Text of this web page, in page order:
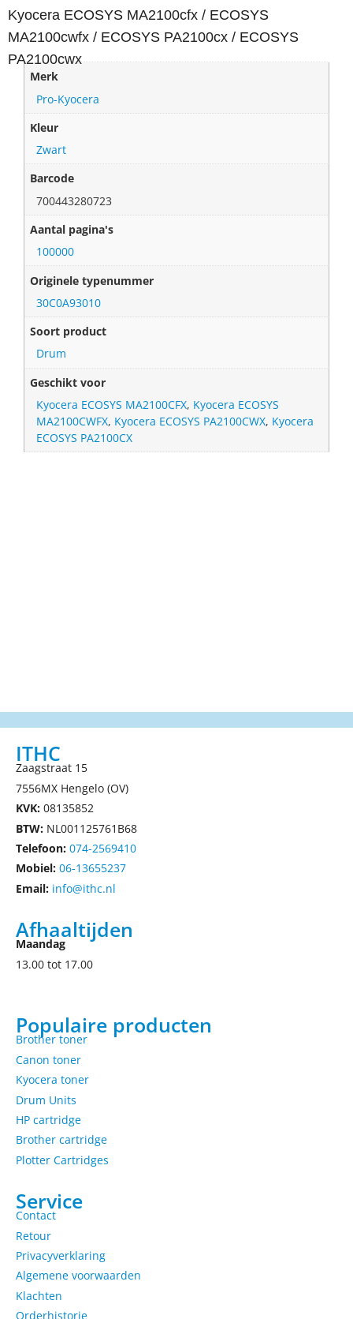
Kyocera ECOSYS MA2100cfx / ECOSYS
MA2100cwfx / ECOSYS PA2100cx / ECOSYS
PA2100cwx
Merk
Pro-Kyocera
Kleur
Zwart
Barcode
700443280723
Aantal pagina's
100000
Originele typenummer
30C0A93010
Soort product
Drum
Geschikt voor
Kyocera ECOSYS MA2100CFX, Kyocera ECOSYS
MA2100CWFX, Kyocera ECOSYS PA2100CWX, Kyocera
ECOSYS PA2100CX
ITHC
Zaagstraat 15
7556MX Hengelo (OV)
KVK: 08135852
BTW: NL001125761B68
Telefoon: 074-2569410
Mobiel: 06-13655237
Email: info@ithc.nl
Afhaaltijden
Maandag
13.00 tot 17.00
Populaire producten
Brother toner
Canon toner
Kyocera toner
Drum Units
HP cartridge
Brother cartridge
Plotter Cartridges
Service
Contact
Retour
Privacyverklaring
Algemene voorwaarden
Klachten
Orderhistorie